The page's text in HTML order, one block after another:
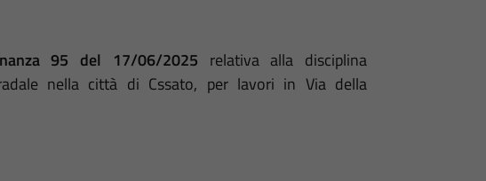
95 del 17/06/2025 relativa alla disciplina
nella città di Cssato, per lavori in Via della